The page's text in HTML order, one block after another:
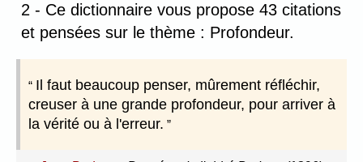
2 - Ce dictionnaire vous propose 43 citations
et pensées sur le thème : Profondeur.
Il faut beaucoup penser, mûrement réfléchir,
creuser à une grande profondeur, pour arriver à
la vérité ou à l'erreur.